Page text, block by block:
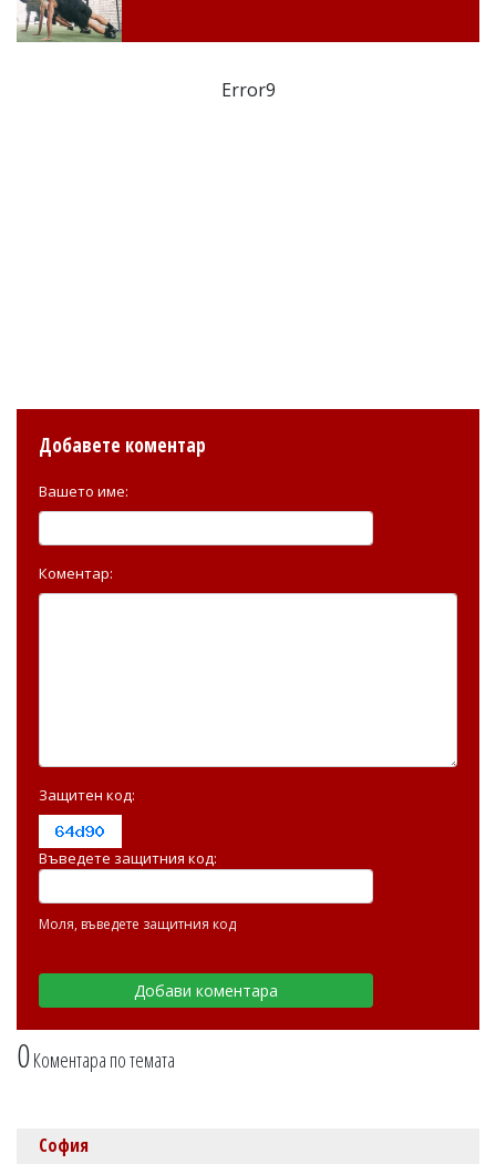
Error9
0Коментара по темата
Добавете коментар
Вашето име:
Коментар:
Защитен код:
Въведете защитния код:
Моля, въведете защитния код
София